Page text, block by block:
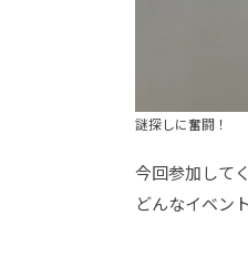
謎探しに奮闘！
今回参加して
どんなイベン